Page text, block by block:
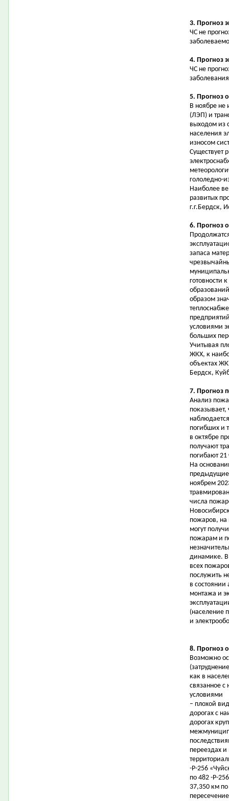
3. Прогноз
ЧС не
4. Прогноз
ЧС не
5. Прогноз
В ноябре не
(ЛЭП) и
выходом из
населения
износом
Существует
гололедно-
Наиболее
развитых
г.г.Бердск,
6. Прогноз
запаса
готовности
образом
условиями
больших
Учитывая
ЖКХ, к
объектах
Бердск,
7. Прогноз
Анализ
погибших и
в октябре
получают
погибают
На
предыдущие
ноябрем
числа
пожаров, на
могут
пожарам и
динамике. В
всех
послужить
в
монтажа и
(население
и
8. Прогноз
Возможно
как в
связанное
условиями
– плохой
дорогах с
дорогах
переездах
-Р-256
по 482 -Р-
37,350 км